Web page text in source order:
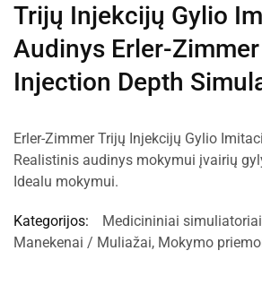
Trijų Injekcijų Gylio
Audinys Erler-
Injection Depth
Erler-Zimmer Trijų Injekcijų Gylio
Realistinis audinys mokymui įvairių
Idealu mokymui.
Kategorijos: Medicininiai simuliatoriai
Manekenai / Muliažai, Mokymo